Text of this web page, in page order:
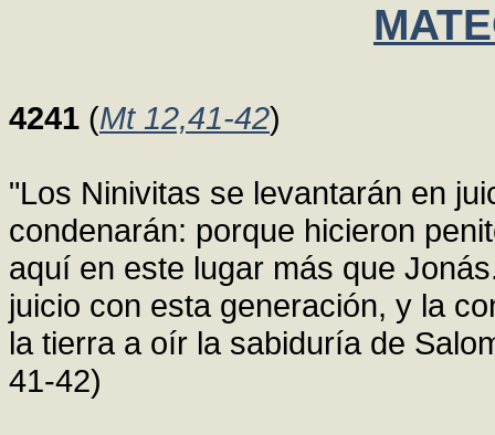
4241 (Mt 12,41-42)
"Los Ninivitas se levantarán en
condenarán: porque hicieron
aquí en este lugar más que
juicio con esta generación, y la
la tierra a oír la sabiduría de
41-42)